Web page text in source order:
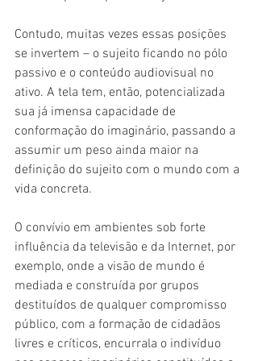
Contudo, muitas vezes essas posições
se invertem – o sujeito ficando no pólo
passivo e o conteúdo audiovisual no
ativo. A tela tem, então, potencializada
sua já imensa capacidade de
conformação do imaginário, passando a
assumir um peso ainda maior na
definição do sujeito com o mundo com a
vida concreta.
O convívio em ambientes sob forte
influência da televisão e da Internet, por
exemplo, onde a visão de mundo é
mediada e construída por grupos
destituídos de qualquer compromisso
público, com a formação de cidadãos
livres e críticos, encurrala o indivíduo